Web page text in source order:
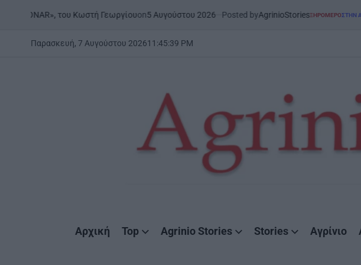
του Κωστή Γεωργίουon 5 Αυγούστου 2026 Posted byAgrinioStoriesPOSTED
ΞΗΡΟΜΕΡΟΣΤΗΝ
Παρασκευή, 7 Αυγούστου 202611 :45:40 PM
Αρχική Top Agrinio Stories Stories Αγρίνιο